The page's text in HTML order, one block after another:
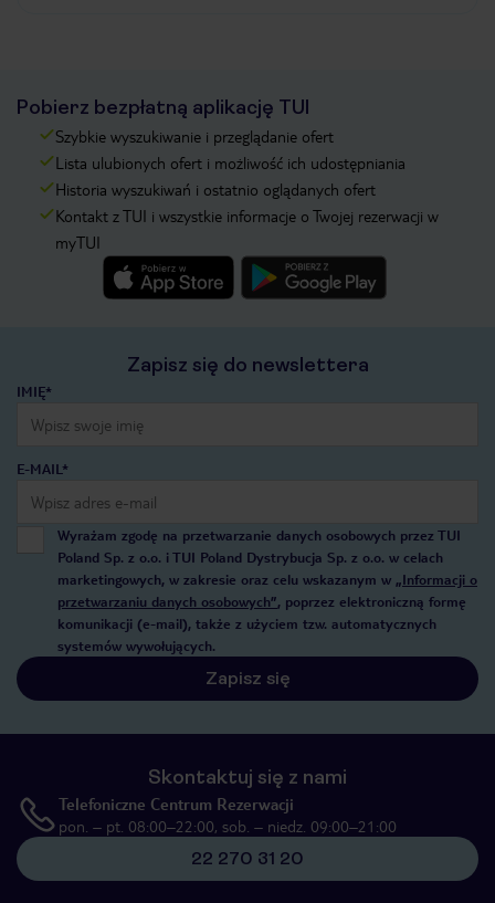
Pobierz bezpłatną aplikację TUI
Szybkie wyszukiwanie i przeglądanie ofert
Lista ulubionych ofert i możliwość ich udostępniania
Historia wyszukiwań i ostatnio oglądanych ofert
Kontakt z TUI i wszystkie informacje o Twojej rezerwacji w
myTUI
Zapisz się do newslettera
IMIĘ*
E-MAIL*
Wyrażam zgodę na przetwarzanie danych osobowych przez TUI
Poland Sp. z o.o. i TUI Poland Dystrybucja Sp. z o.o. w celach
marketingowych, w zakresie oraz celu wskazanym w „Informacji o
przetwarzaniu danych osobowych”, poprzez elektroniczną formę
komunikacji (e-mail), także z użyciem tzw. automatycznych
systemów wywołujących.
Zapisz się
Skontaktuj się z nami
Telefoniczne Centrum Rezerwacji
pon. – pt. 08:00–22:00, sob. – niedz. 09:00–21:00
22 270 31 20